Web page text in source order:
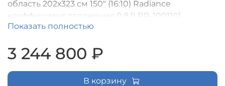
область 202х323 см 150" (16:10) Radiance
коэффициент отражения 0.8 [LRR-100110]
Показать полностью
3 244 800 ₽
В корзину